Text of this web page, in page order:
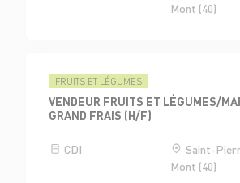
Mont (40)
FRUITS ET LÉGUMES
VENDEUR FRUITS ET LÉGUMES/
GRAND FRAIS (H/F)
CDI
Saint-
Mont (40)